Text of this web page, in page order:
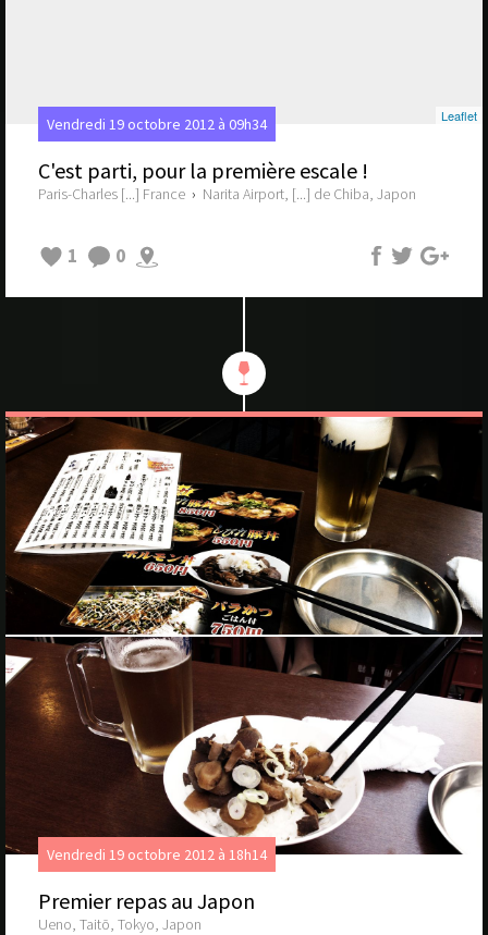
Leaflet
Vendredi 19 octobre 2012 à 09h34
C'est parti, pour la première escale !
Paris-Charles [...] France › Narita Airport, [...] de Chiba, Japon
1 0
Vendredi 19 octobre 2012 à 18h14
Premier repas au Japon
Ueno, Taitō, Tokyo, Japon